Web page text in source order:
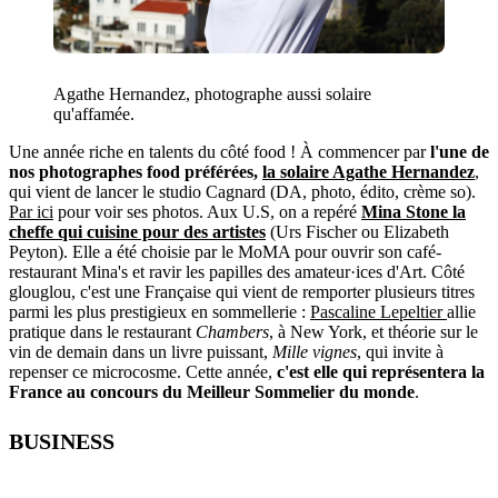
Agathe Hernandez, photographe aussi solaire
qu'affamée.
Une année riche en talents du côté food ! À commencer parl'une de
nos photographes food préférées, la solaire Agathe Hernandez,
qui vient de lancer le studio Cagnard (DA, photo, édito, crème so).
Par ici pour voir ses photos. Aux U.S, on a repéré Mina Stone la
cheffe qui cuisine pour des artistes (Urs Fischer ou Elizabeth
Peyton). Elle a été choisie par le MoMA pour ouvrir son café-
restaurant Mina's et ravir les papilles des amateur·ices d'Art. Côté
glouglou, c'est une Française qui vient de remporter plusieurs titres
parmi les plus prestigieux en sommellerie : Pascaline Lepeltierallie
pratique dans le restaurant Chambers, à New York, et théorie sur le
vin de demain dans un livre puissant, Mille vignes, qui invite à
repenser ce microcosme. Cette année, c'est elle qui représentera la
France au concours du Meilleur Sommelier du monde.
BUSINESS